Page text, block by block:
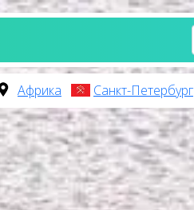
Африка Санкт-Петербург